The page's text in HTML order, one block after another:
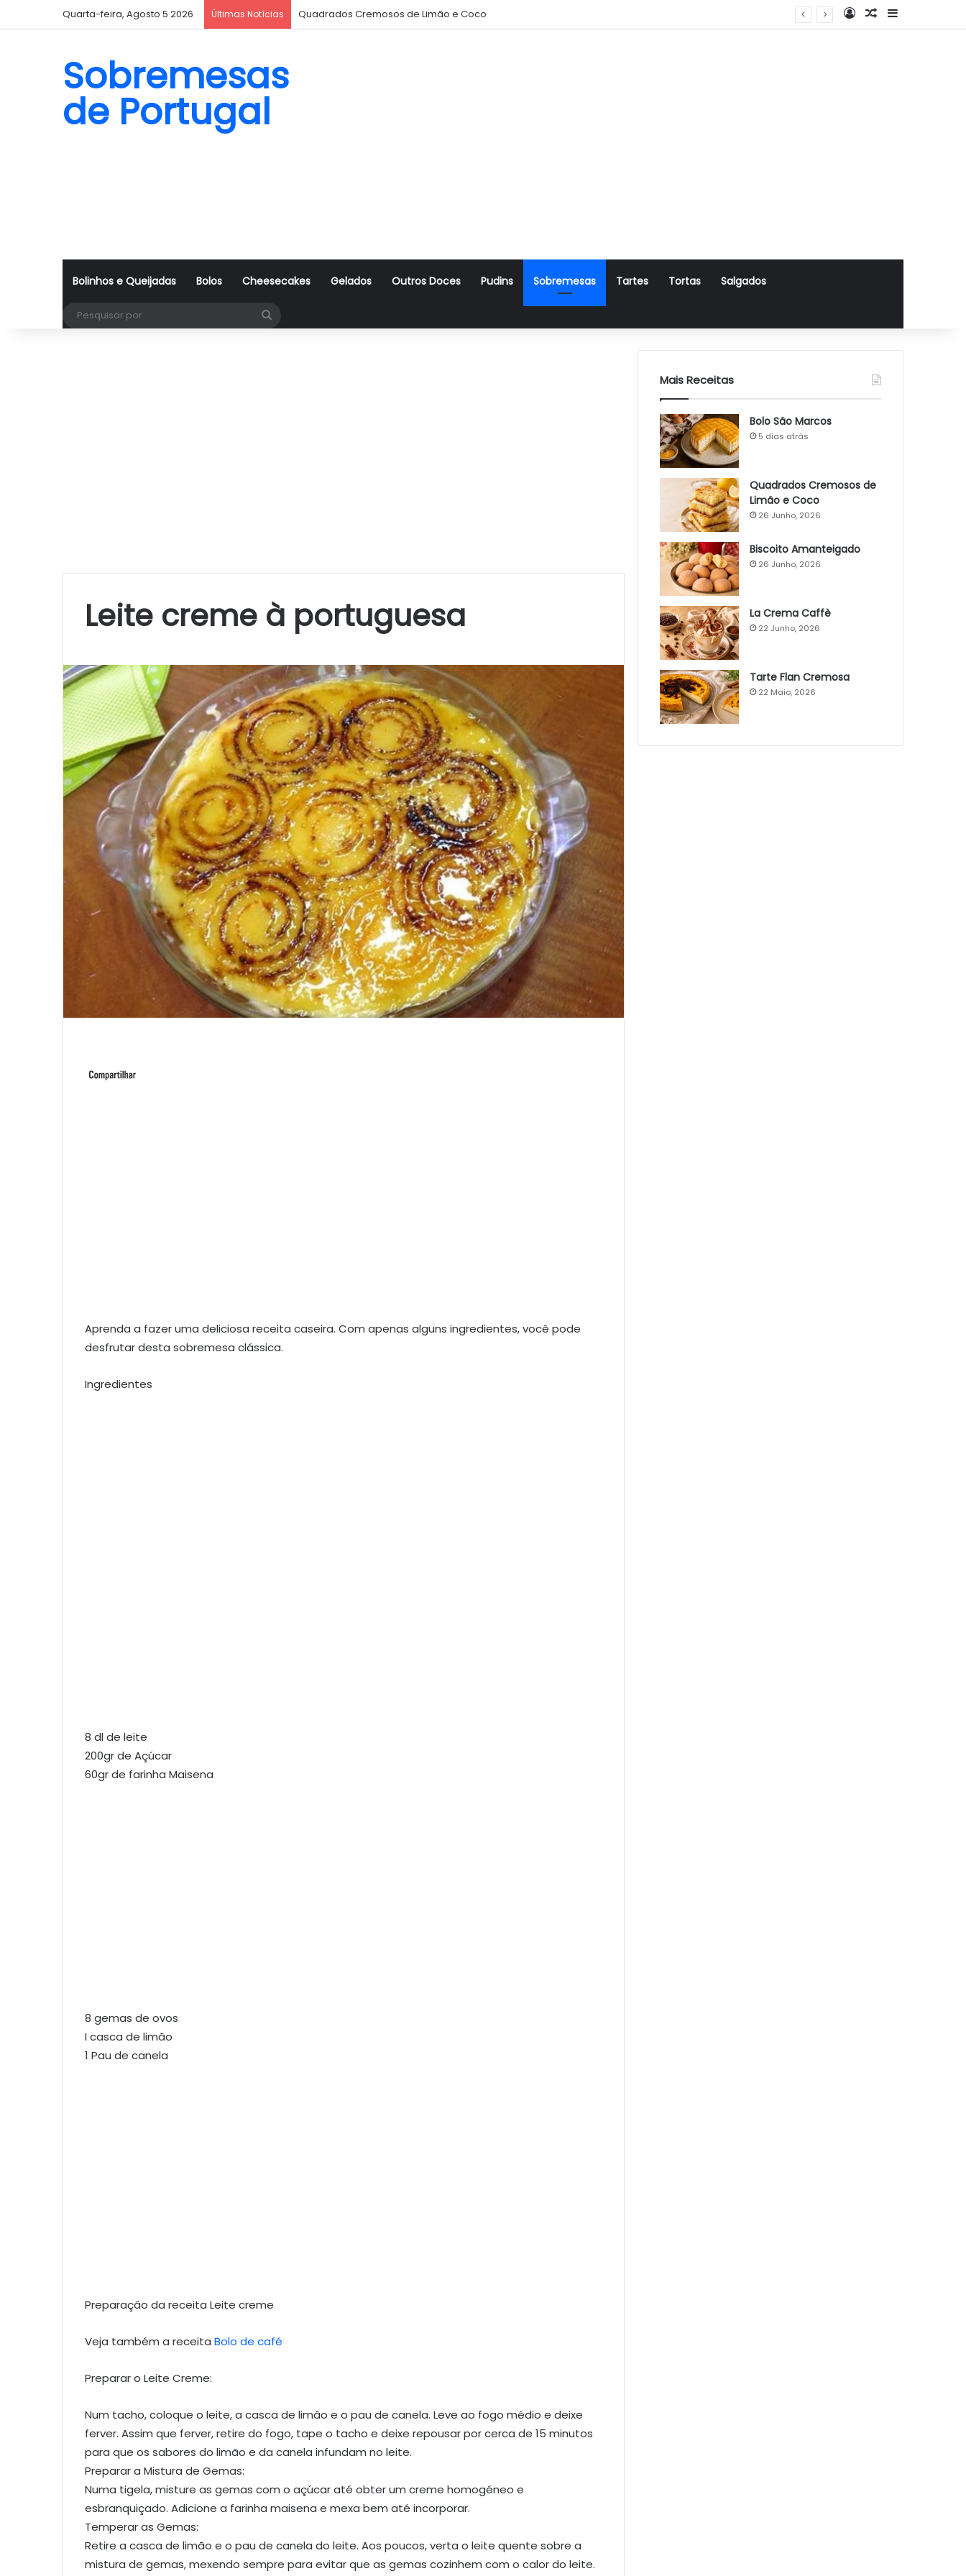
Quarta-feira, Agosto 5 2026 Últimas Notícias Quadrados Cremosos de Limão e Coco Log InArtigo Aleatório
Sidebar
Sobremesas
de Portugal
Bolinhos e Queijadas Bolos Cheesecakes Gelados Outros Doces Pudins Sobremesas Tartes Tortas Salgados
Leite creme à portuguesa
Aprenda a fazer uma deliciosa receita caseira. Com apenas alguns ingredientes, você pode
desfrutar desta sobremesa clássica.
Ingredientes
8 dl de leite
200gr de Açúcar
60gr de farinha Maisena
8 gemas de ovos
I casca de limão
1 Pau de canela
Preparação da receita Leite creme
Veja também a receita Bolo de café
Preparar o Leite Creme:
Num tacho, coloque o leite, a casca de limão e o pau de canela. Leve ao fogo médio e deixe
ferver. Assim que ferver, retire do fogo, tape o tacho e deixe repousar por cerca de 15 minutos
para que os sabores do limão e da canela infundam no leite.
Preparar a Mistura de Gemas:
Numa tigela, misture as gemas com o açúcar até obter um creme homogéneo e
esbranquiçado. Adicione a farinha maisena e mexa bem até incorporar.
Temperar as Gemas:
Retire a casca de limão e o pau de canela do leite. Aos poucos, verta o leite quente sobre a
mistura de gemas, mexendo sempre para evitar que as gemas cozinhem com o calor do leite.
Mais Receitas
Bolo São Marcos
5 dias atrás
Quadrados Cremosos de
Limão e Coco
26 Junho, 2026
Biscoito Amanteigado
26 Junho, 2026
La Crema Caffè
22 Junho, 2026
Tarte Flan Cremosa
22 Maio, 2026